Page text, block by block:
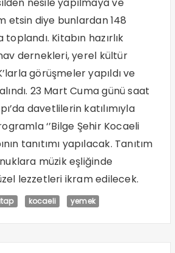
etsin diye bunlardan 148
Kitabın hazırlık
dernekleri, yerel kültür
görüşmeler yapıldı ve
23 Mart Cuma günü saat
davetlilerin katılımıyla
‘’Bilge Şehir Kocaeli
tanıtımı yapılacak. Tanıtım
müzik eşliğinde
lezzetleri ikram edilecek.
kocaeli yemek